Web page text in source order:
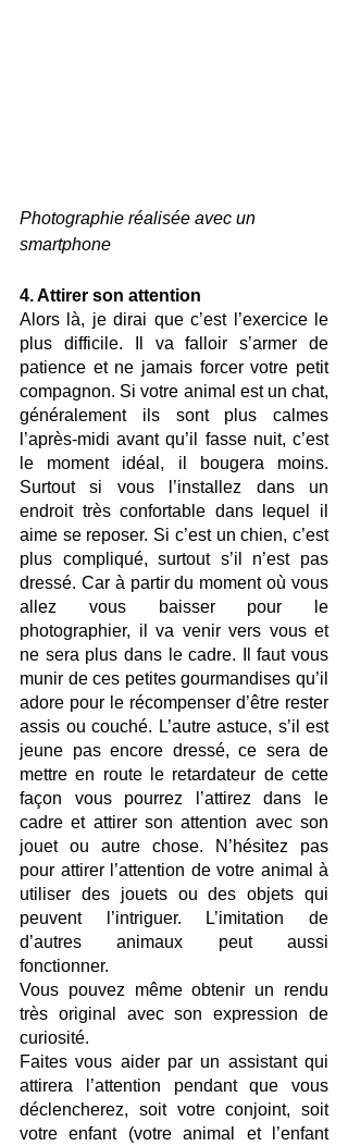
Photographie réalisée avec un
smartphone
4. Attirer son attention
Alors là, je dirai que c’est l’exercice le
plus difficile. Il va falloir s’armer de
patience et ne jamais forcer votre petit
compagnon. Si votre animal est un chat,
généralement ils sont plus calmes
l’après-midi avant qu’il fasse nuit, c’est
le moment idéal, il bougera moins.
Surtout si vous l’installez dans un
endroit très confortable dans lequel il
aime se reposer. Si c’est un chien, c’est
plus compliqué, surtout s’il n’est pas
dressé. Car à partir du moment où vous
allez vous baisser pour le
photographier, il va venir vers vous et
ne sera plus dans le cadre. Il faut vous
munir de ces petites gourmandises qu’il
adore pour le récompenser d’être rester
assis ou couché. L’autre astuce, s’il est
jeune pas encore dressé, ce sera de
mettre en route le retardateur de cette
façon vous pourrez l’attirez dans le
cadre et attirer son attention avec son
jouet ou autre chose. N’hésitez pas
pour attirer l’attention de votre animal à
utiliser des jouets ou des objets qui
peuvent l’intriguer. L’imitation de
d’autres animaux peut aussi
fonctionner.
Vous pouvez même obtenir un rendu
très original avec son expression de
curiosité.
Faites vous aider par un assistant qui
attirera l’attention pendant que vous
déclencherez, soit votre conjoint, soit
votre enfant (votre animal et l’enfant